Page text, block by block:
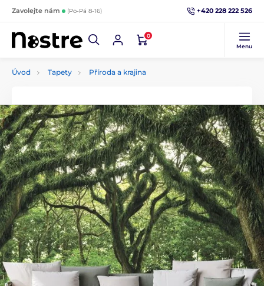
Zavolejte nám (Po-Pá 8-16) +420 228 222 526
0
Menu
Úvod Tapety Příroda a krajina